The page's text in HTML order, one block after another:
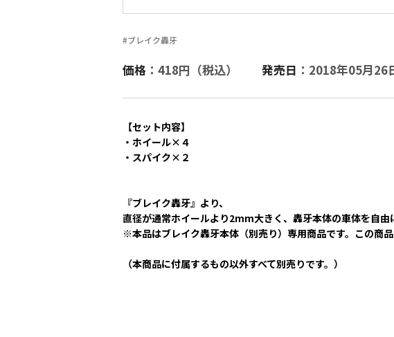
#ブレイク轟牙
価格 ：418円（税込） 発売日 ：2018年05月26
【セット内容】
・ホイール×４
・スパイク×２
『ブレイク轟牙』より、
直径が通常ホイールより2mm大きく、轟牙本体の車体を自
※本品はブレイク轟牙本体（別売り）専用商品です。この商品
（本商品に付属するもの以外すべて別売りです。）